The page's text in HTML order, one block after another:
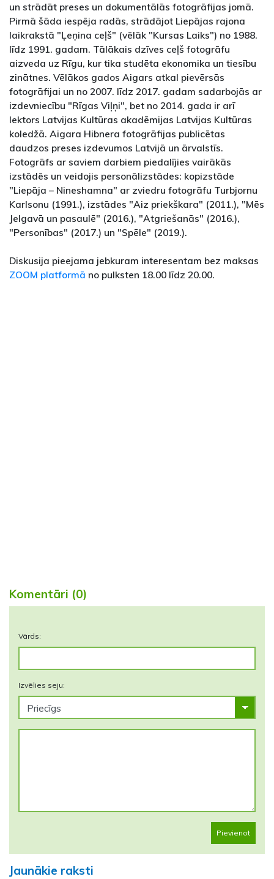
un strādāt preses un dokumentālās fotogrāfijas jomā.
Pirmā šāda iespēja radās, strādājot Liepājas rajona
laikrakstā "Ļeņina ceļš" (vēlāk "Kursas Laiks") no 1988.
līdz 1991. gadam. Tālākais dzīves ceļš fotogrāfu
aizveda uz Rīgu, kur tika studēta ekonomika un tiesību
zinātnes. Vēlākos gados Aigars atkal pievērsās
fotogrāfijai un no 2007. līdz 2017. gadam sadarbojās ar
izdevniecību "Rīgas Viļņi", bet no 2014. gada ir arī
lektors Latvijas Kultūras akadēmijas Latvijas Kultūras
koledžā. Aigara Hibnera fotogrāfijas publicētas
daudzos preses izdevumos Latvijā un ārvalstīs.
Fotogrāfs ar saviem darbiem piedalījies vairākās
izstādēs un veidojis personālizstādes: kopizstāde
"Liepāja – Nineshamna" ar zviedru fotogrāfu Turbjornu
Karlsonu (1991.), izstādes "Aiz priekškara" (2011.), "Mēs
Jelgavā un pasaulē" (2016.), "Atgriešanās" (2016.),
"Personības" (2017.) un "Spēle" (2019.).
Diskusija pieejama jebkuram interesentam bez maksas
ZOOM platformā no pulksten 18.00 līdz 20.00.
Komentāri (0)
Vārds:
Izvēlies seju:
Pievienot
Jaunākie raksti